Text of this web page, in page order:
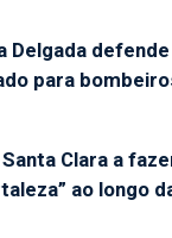
Delgada
para
Clara a
ao longo